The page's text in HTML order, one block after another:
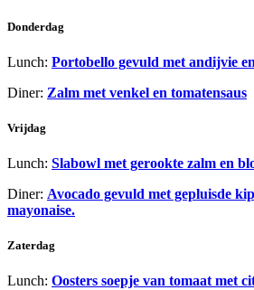
Donderdag
Lunch: Portobello gevuld met andijvie
Diner: Zalm met venkel en tomatensaus
Vrijdag
Lunch: Slabowl met gerookte zalm en
Diner: Avocado gevuld met gepluisde
mayonaise.
Zaterdag
Lunch: Oosters soepje van tomaat met